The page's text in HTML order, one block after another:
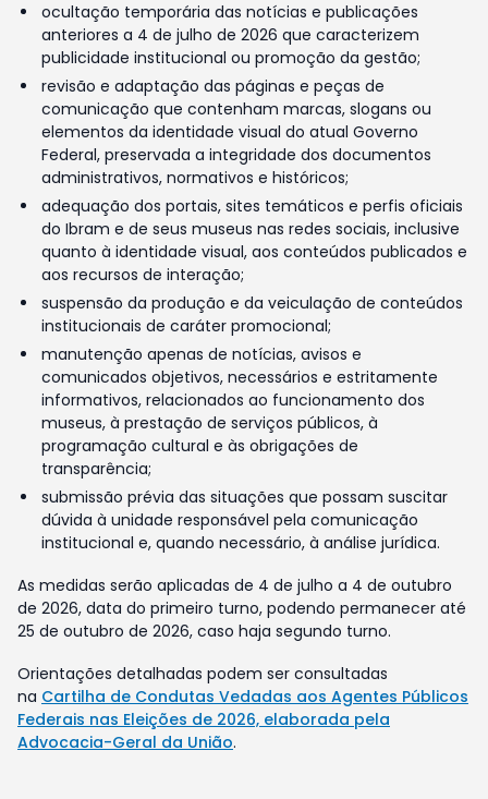
ocultação temporária das notícias e publicações
anteriores a 4 de julho de 2026 que caracterizem
publicidade institucional ou promoção da gestão;
revisão e adaptação das páginas e peças de
comunicação que contenham marcas, slogans ou
elementos da identidade visual do atual Governo
Federal, preservada a integridade dos documentos
administrativos, normativos e históricos;
adequação dos portais, sites temáticos e perfis oficiais
do Ibram e de seus museus nas redes sociais, inclusive
quanto à identidade visual, aos conteúdos publicados e
aos recursos de interação;
suspensão da produção e da veiculação de conteúdos
institucionais de caráter promocional;
manutenção apenas de notícias, avisos e
comunicados objetivos, necessários e estritamente
informativos, relacionados ao funcionamento dos
museus, à prestação de serviços públicos, à
programação cultural e às obrigações de
transparência;
submissão prévia das situações que possam suscitar
dúvida à unidade responsável pela comunicação
institucional e, quando necessário, à análise jurídica.
As medidas serão aplicadas de 4 de julho a 4 de outubro
de 2026, data do primeiro turno, podendo permanecer até
25 de outubro de 2026, caso haja segundo turno.
Orientações detalhadas podem ser consultadas
na Cartilha de Condutas Vedadas aos Agentes Públicos
Federais nas Eleições de 2026, elaborada pela
Advocacia-Geral da União.